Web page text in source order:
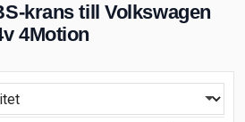
krans till Volkswagen
4Motion